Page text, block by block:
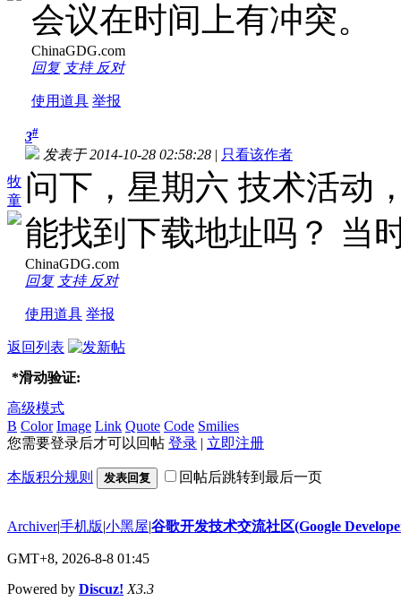
会议在时间上有冲突。
ChinaGDG.com
回复 支持 反对
使用道具 举报
牧
童
3#
发表于 2014-10-28 02:58:28 | 只看该作者
问下，星期六 技术活动
能找到下载地址吗？ 当
ChinaGDG.com
回复 支持 反对
使用道具 举报
返回列表
*滑动验证:
高级模式
B Color Image Link Quote Code Smilies
您需要登录后才可以回帖 登录 | 立即注册
本版积分规则 发表回复 回帖后跳转到最后一页
Archiver|手机版|小黑屋|谷歌开发技术交流社区(Google
GMT+8, 2026-8-8 01:45
Powered by Discuz! X3.3